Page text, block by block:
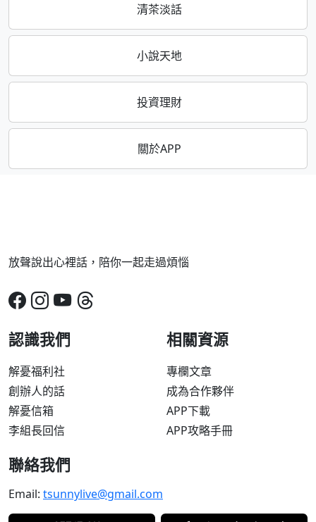
清茶淡話
小說天地
投資理財
關於APP
放聲說出心裡話，陪你一起走過煩惱
認識我們
解憂福利社
創辦人的話
解憂信箱
李組長回信
相關資源
專欄文章
成為合作夥伴
APP下載
APP攻略手冊
聯絡我們
Email: tsunnylive@gmail.com